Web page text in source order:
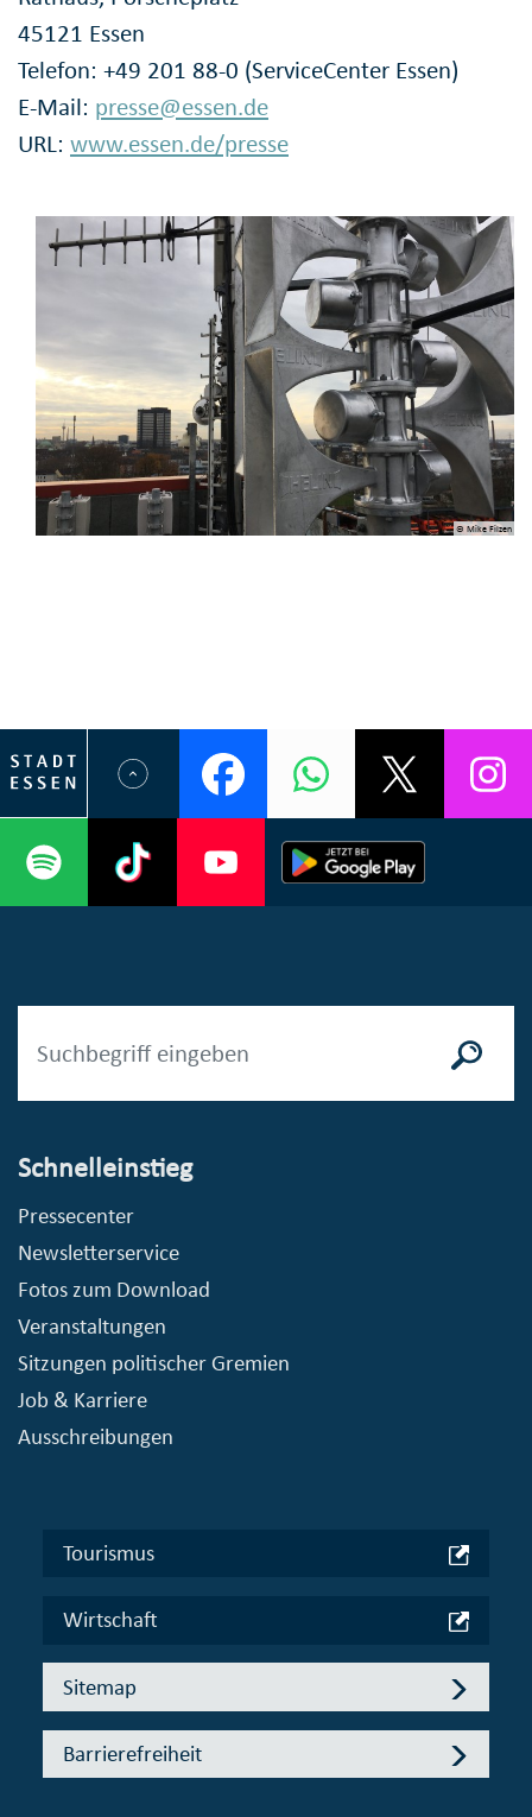
45121 Essen
Telefon: +49 201 88-0 (ServiceCenter Essen)
E-Mail: presse@essen.de
URL: www.essen.de/presse
© Mike Filzen
Schnelleinstieg
Pressecenter
Newsletterservice
Fotos zum Download
Veranstaltungen
Sitzungen politischer Gremien
Job & Karriere
Ausschreibungen
Tourismus
Wirtschaft
Sitemap
Barrierefreiheit